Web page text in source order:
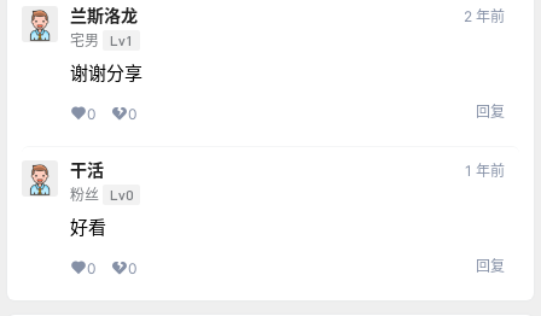
兰斯洛龙
宅男 Lv1
2 年前
谢谢分享
0 0 回复
干活
粉丝 Lv0
1 年前
好看
0 0 回复